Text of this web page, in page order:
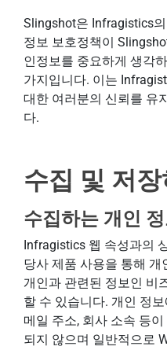
Slingshot은 Infragistics
정보 보호정책이
인정보를 중요하게 생각
가지입니다. 이는
대한 여러분의 신뢰를 유
다.
수집 및 저
수집하는 개인
Infragistics 웹 속성과의
당사 제품 사용을 통해
개인과 관련된 정보인 비
할 수 있습니다. 개인 정
메일 주소, 회사 소속 등
되지 않으며 일반적으로